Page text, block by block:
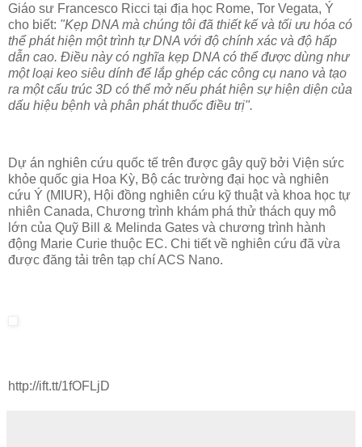
Giáo sư Francesco Ricci tại địa học Rome, Tor Vegata, Ý
cho biết: "Kẹp DNA mà chúng tôi đã thiết kế và tối ưu hóa có
thể phát hiện một trình tự DNA với độ chính xác và độ hấp
dẫn cao. Điều này có nghĩa kẹp DNA có thể được dùng như
một loại keo siêu dính để lắp ghép các công cụ nano và tạo
ra một cấu trúc 3D có thể mở nếu phát hiện sự hiện diện của
dấu hiệu bệnh và phân phát thuốc điều trị".
Dự án nghiên cứu quốc tế trên được gây quỹ bởi Viện sức
khỏe quốc gia Hoa Kỳ, Bộ các trường đại học và nghiên
cứu Ý (MIUR), Hội đồng nghiên cứu kỹ thuật và khoa học tự
nhiên Canada, Chương trình khám phá thử thách quy mô
lớn của Quỹ Bill & Melinda Gates và chương trình hành
động Marie Curie thuộc EC. Chi tiết về nghiên cứu đã vừa
được đăng tải trên tạp chí ACS Nano.
http://ift.tt/1fOFLjD